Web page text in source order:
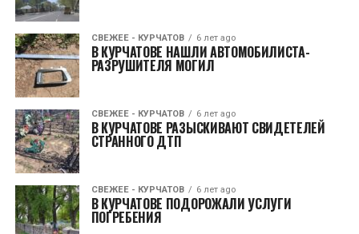
СВЕЖЕЕ - КУРЧАТОВ 6 лет ago
В КУРЧАТОВЕ НАШЛИ АВТОМОБИЛИСТА-
РАЗРУШИТЕЛЯ МОГИЛ
СВЕЖЕЕ - КУРЧАТОВ 6 лет ago
В КУРЧАТОВЕ РАЗЫСКИВАЮТ СВИДЕТЕЛЕЙ
СТРАННОГО ДТП
СВЕЖЕЕ - КУРЧАТОВ 6 лет ago
В КУРЧАТОВЕ ПОДОРОЖАЛИ УСЛУГИ
ПОГРЕБЕНИЯ